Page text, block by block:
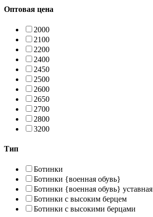
Оптовая цена
2000
2100
2200
2400
2450
2500
2600
2650
2700
2800
3200
Тип
Ботинки
Ботинки {военная обувь}
Ботинки {военная обувь} уставная
Ботинки с высоким берцем
Ботинки с высокими берцами